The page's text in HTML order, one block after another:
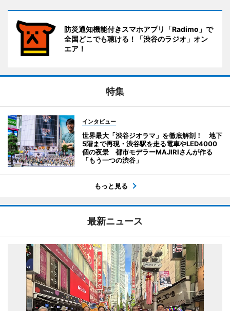
防災通知機能付きスマホアプリ「Radimo」で
全国どこでも聴ける！「渋谷のラジオ」オン
エア！
特集
インタビュー
世界最大「渋谷ジオラマ」を徹底解剖！ 地下
5階まで再現・渋谷駅を走る電車やLED4000
個の夜景 都市モデラーMAJIRIさんが作る
「もう一つの渋谷」
もっと見る
最新ニュース